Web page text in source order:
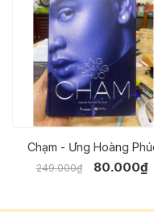
Chạm - Ưng Hoàng
249.000₫ 80.000₫